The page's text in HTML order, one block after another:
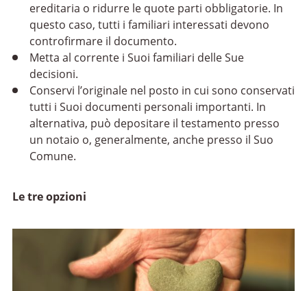
ereditaria o ridurre le quote parti obbligatorie. In
questo caso, tutti i familiari interessati devono
controfirmare il documento.
Metta al corrente i Suoi familiari delle Sue
decisioni.
Conservi l’originale nel posto in cui sono conservati
tutti i Suoi documenti personali importanti. In
alternativa, può depositare il testamento presso
un notaio o, generalmente, anche presso il Suo
Comune.
Le tre opzioni